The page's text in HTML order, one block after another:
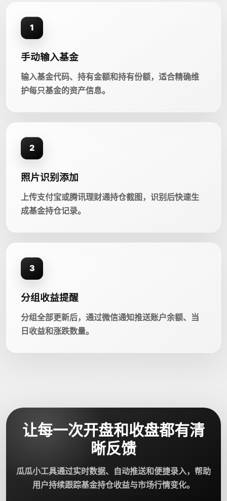
1
手动输入基金
输入基金代码、持有金额和持有份额，适合精确维
护每只基金的资产信息。
2
照片识别添加
上传支付宝或腾讯理财通持仓截图，识别后快速生
成基金持仓记录。
3
分组收益提醒
分组全部更新后，通过微信通知推送账户余额、当
日收益和涨跌数量。
让每一次开盘和收盘都有清
晰反馈
瓜瓜小工具通过实时数据、自动推送和便捷录入，帮助
用户持续跟踪基金持仓收益与市场行情变化。